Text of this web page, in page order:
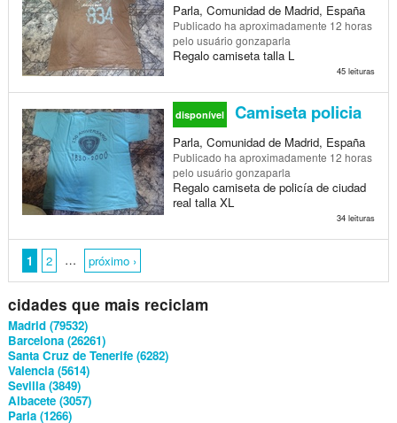
Parla, Comunidad de Madrid, España
Publicado ha aproximadamente 12 horas
pelo usuário gonzaparla
Regalo camiseta talla L
45 leituras
disponível Camiseta policia
Parla, Comunidad de Madrid, España
Publicado ha aproximadamente 12 horas
pelo usuário gonzaparla
Regalo camiseta de policía de ciudad
real talla XL
34 leituras
1 2 … próximo ›
cidades que mais reciclam
Madrid (79532)
Barcelona (26261)
Santa Cruz de Tenerife (6282)
Valencia (5614)
Sevilla (3849)
Albacete (3057)
Parla (1266)